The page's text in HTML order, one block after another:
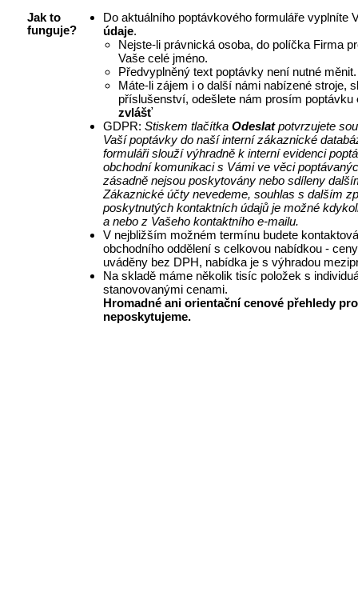
Jak to
funguje?
Do aktuálního poptávkového formuláře vyplníte
údaje.
Nejste-li právnická osoba, do políčka Firma
Vaše celé jméno.
Předvyplněný text poptávky není nutné měnit.
Máte-li zájem i o další námi nabízené stroje,
příslušenství, odešlete nám prosím poptávku
zvlášť
GDPR: Stiskem tlačítka Odeslatpotvrzujete
Vaší poptávky do naší interní zákaznické
formuláři slouží výhradně k interní evidenci
obchodní komunikaci s Vámi ve věci
zásadně nejsou poskytovány nebo sdíleny
Zákaznické účty nevedeme, souhlas s dalším
poskytnutých kontaktních údajů je možné
a nebo z Vašeho kontaktního e-mailu.
V nejbližším možném termínu budete
obchodního oddělení s celkovou nabídkou -
uváděny bez DPH, nabídka je s výhradou
Na skladě máme několik tisíc položek s
stanovovanými cenami.
Hromadné ani orientační cenové přehledy
neposkytujeme.